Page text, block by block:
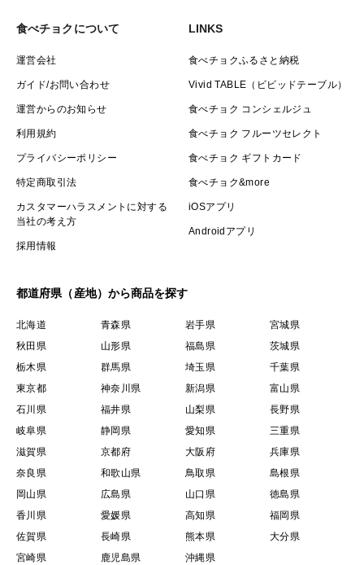
食べチョクについて
運営会社
ガイド/お問い合わせ
運営からのお知らせ
利用規約
プライバシーポリシー
特定商取引法
カスタマーハラスメントに対する
当社の考え方
採用情報
LINKS
食べチョクふるさと納税
Vivid TABLE（ビビッドテーブル）
食べチョク コンシェルジュ
食べチョク フルーツセレクト
食べチョク ギフトカード
食べチョク&more
iOSアプリ
Androidアプリ
都道府県（産地）から商品を探す
北海道 青森県 岩手県
宮城県
秋田県
山形県 福島県
茨城県
栃木県
群馬県 埼玉県
千葉県
東京都
神奈川県 新潟県
富山県
石川県
福井県 山梨県
長野県
岐阜県
静岡県 愛知県
三重県
滋賀県
京都府 大阪府
兵庫県
奈良県
和歌山県 鳥取県
島根県
岡山県
広島県 山口県
徳島県
香川県
愛媛県 高知県
福岡県
佐賀県
長崎県 熊本県
大分県
宮崎県
鹿児島県 沖縄県